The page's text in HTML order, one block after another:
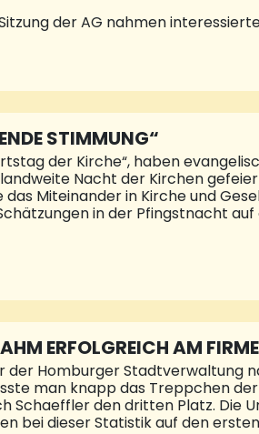
der AG nahmen
Stadtmitte e. V. sowie der
findet am Mittwoch,
Bürgerinnen und Bürger sind
Stadt NK
STIMMUNG“
der Kirche“, haben
Nacht der Kirchen
das Miteinander in Kirche und
in der Pfingstnacht
es ist schade, dass ich
hat. Sie ist in der
angesagt. Teams können sich
zu heben. „Wir haben
ERFOLGREICH AM
der Homburger Stadtverwaltung
man knapp das Treppchen
Schaeffler den dritten Platz. Die
bei dieser Statistik auf den